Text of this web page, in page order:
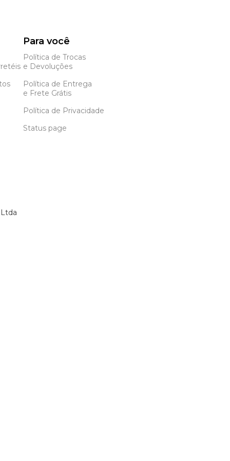
Para você
Política de Trocas
e Devoluções
Política de Entrega
e Frete Grátis
Política de Privacidade
Status page